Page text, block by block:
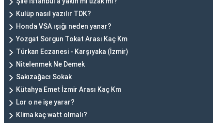
Kulüp nasıl yazılır TDK?
Honda VSA ışığı neden yanar?
Yozgat Sorgun Tokat Arası Kaç Km
Türkan Eczanesi - Karşıyaka (İzmir)
Nitelenmek Ne Demek
Sakızağacı Sokak
Kütahya Emet İzmir Arası Kaç Km
Lor o ne işe yarar?
Klima kaç watt olmalı?